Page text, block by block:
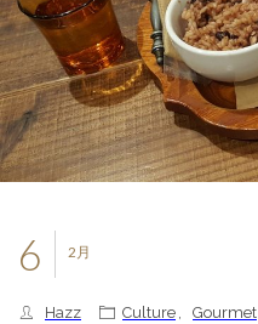
2月
6
Hazz Culture , Gourmet